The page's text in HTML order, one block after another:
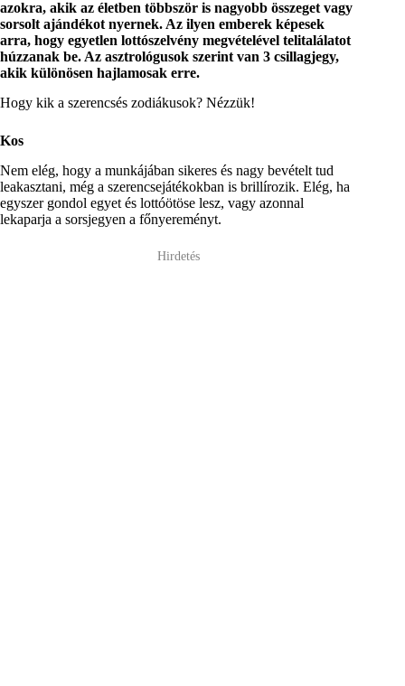
azokra, akik az életben többször is nagyobb összeget vagy
sorsolt ajándékot nyernek. Az ilyen emberek képesek
arra, hogy egyetlen lottószelvény megvételével telitalálatot
húzzanak be. Az asztrológusok szerint van 3 csillagjegy,
akik különösen hajlamosak erre.
Hogy kik a szerencsés zodiákusok? Nézzük!
Kos
Nem elég, hogy a munkájában sikeres és nagy bevételt tud
leakasztani, még a szerencsejátékokban is brillírozik. Elég, ha
egyszer gondol egyet és lottóötöse lesz, vagy azonnal
lekaparja a sorsjegyen a főnyereményt.
Hirdetés